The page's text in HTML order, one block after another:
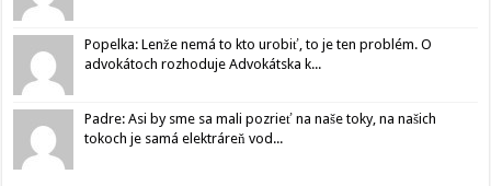
Popelka: Lenže nemá to kto urobiť, to je ten problém. O
advokátoch rozhoduje Advokátska k...
Padre: Asi by sme sa mali pozrieť na naše toky, na našich
tokoch je samá elektráreň vod...